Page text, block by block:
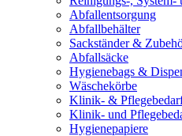
Abfallentsorgung
Abfallbehälter
Sackständer &
Abfallsäcke
Hygienebags &
Wäschekörbe
Klinik- &
Klinik- und
Hygienepapiere